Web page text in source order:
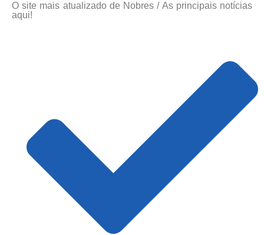
O site mais atualizado de Nobres / As principais notícias
aqui!